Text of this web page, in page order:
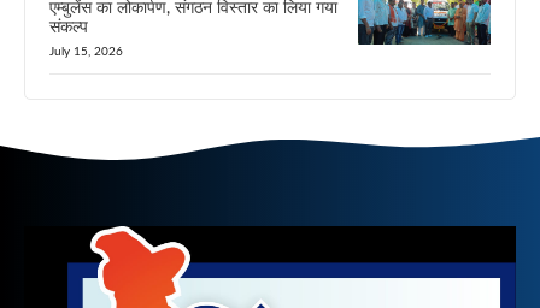
एम्बुलेंस का लोकार्पण, संगठन विस्तार का लिया गया
संकल्प
July 15, 2026